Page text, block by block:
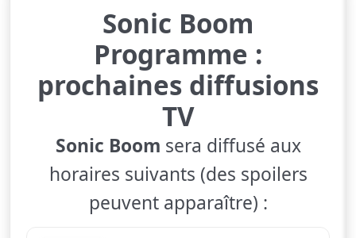
Sonic Boom
Programme :
prochaines diffusions
TV
Sonic Boom sera diffusé aux
horaires suivants (des spoilers
peuvent apparaître) :